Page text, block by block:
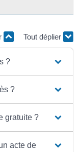
Tout déplier
?
?
gratuite ?
acte de